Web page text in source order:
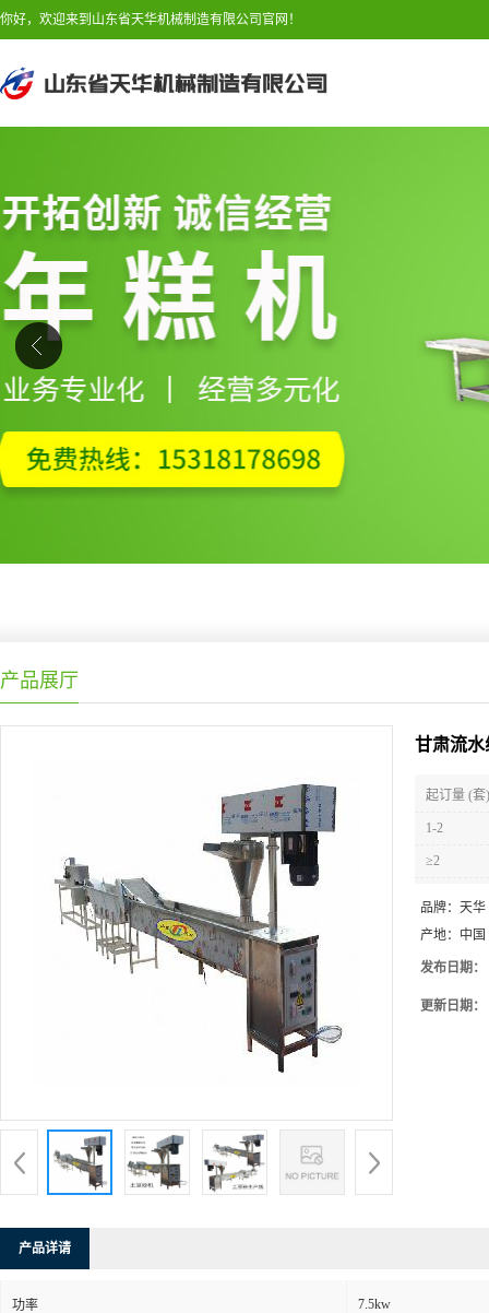
你好，欢迎来到山东省天华机械制造有限公司官网！
产品展厅
甘肃流水
起订量 (套)
1-2
≥2
品牌： 天华
产地： 中国
发布日期：
更新日期：
产品详请
功率 7.5kw